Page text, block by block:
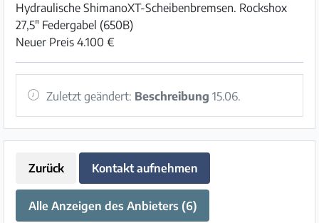
Hydraulische ShimanoXT-Scheibenbremsen. Rockshox
27,5" Federgabel (650B)
Neuer Preis 4.100 €
Zuletzt geändert: Beschreibung 15.06.
Zurück Kontakt aufnehmen
Alle Anzeigen des Anbieters (6)